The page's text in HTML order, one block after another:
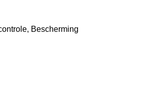
Bescherming